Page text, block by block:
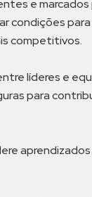
e
condições
competitivos.
líderes e
para